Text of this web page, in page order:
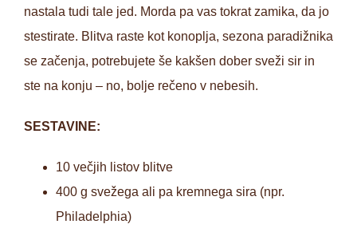
nastala tudi tale jed. Morda pa vas tokrat zamika, da jo
stestirate. Blitva raste kot konoplja, sezona paradižnika
se začenja, potrebujete še kakšen dober sveži sir in
ste na konju – no, bolje rečeno v nebesih.
SESTAVINE:
10 večjih listov blitve
400 g svežega ali pa kremnega sira (npr.
Philadelphia)